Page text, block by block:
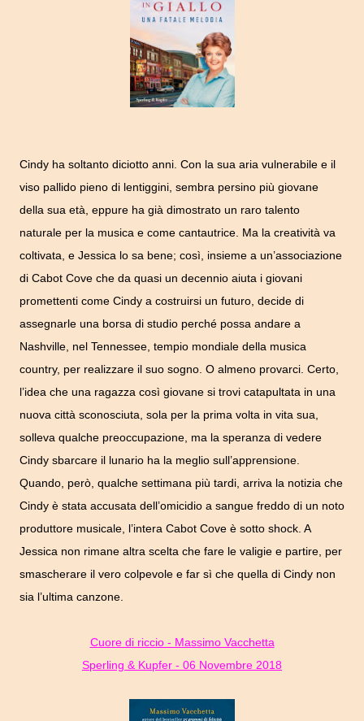
Cindy ha soltanto diciotto anni. Con la sua aria vulnerabile e il
viso pallido pieno di lentiggini, sembra persino più giovane
della sua età, eppure ha già dimostrato un raro talento
naturale per la musica e come cantautrice. Ma la creatività va
coltivata, e Jessica lo sa bene; così, insieme a un’associazione
di Cabot Cove che da quasi un decennio aiuta i giovani
promettenti come Cindy a costruirsi un futuro, decide di
assegnarle una borsa di studio perché possa andare a
Nashville, nel Tennessee, tempio mondiale della musica
country, per realizzare il suo sogno. O almeno provarci. Certo,
l’idea che una ragazza così giovane si trovi catapultata in una
nuova città sconosciuta, sola per la prima volta in vita sua,
solleva qualche preoccupazione, ma la speranza di vedere
Cindy sbarcare il lunario ha la meglio sull’apprensione.
Quando, però, qualche settimana più tardi, arriva la notizia che
Cindy è stata accusata dell’omicidio a sangue freddo di un noto
produttore musicale, l’intera Cabot Cove è sotto shock. A
Jessica non rimane altra scelta che fare le valigie e partire, per
smascherare il vero colpevole e far sì che quella di Cindy non
sia l’ultima canzone.
Cuore di riccio - Massimo Vacchetta
Sperling & Kupfer - 06 Novembre 2018